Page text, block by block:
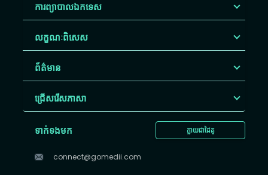
ការព្យាបាលឯកទេស
លក្ខណៈពិសេស
ព័ត៌មាន
ជ្រើសរើស​ភាសា
ក្លាយជាដៃគូ
ទាក់ទងមក
connect@gomedii.com